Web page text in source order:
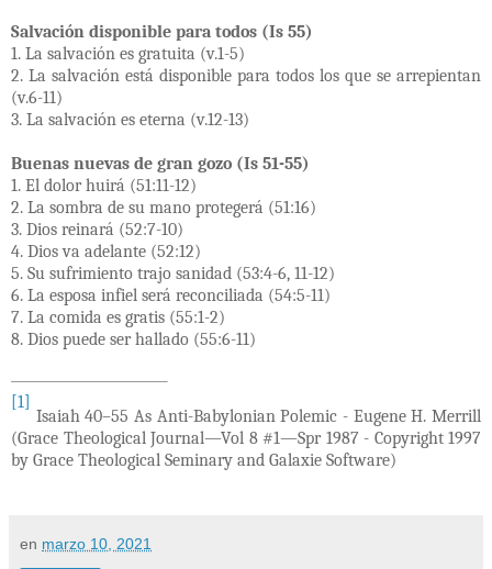
Salvación disponible para todos (Is 55)
1. La salvación es gratuita (v.1-5)
2. La salvación está disponible para todos los que se arrepientan
(v.6-11)
3. La salvación es eterna (v.12-13)
Buenas nuevas de gran gozo (Is 51-55)
1. El dolor huirá (51:11-12)
2. La sombra de su mano protegerá (51:16)
3. Dios reinará (52:7-10)
4. Dios va adelante (52:12)
5. Su sufrimiento trajo sanidad (53:4-6, 11-12)
6. La esposa infiel será reconciliada (54:5-11)
7. La comida es gratis (55:1-2)
8. Dios puede ser hallado (55:6-11)
[1]
Isaiah 40–55 As Anti-Babylonian Polemic - Eugene H. Merrill
(Grace Theological Journal—Vol 8 #1—Spr 1987 - Copyright 1997
by Grace Theological Seminary and Galaxie Software)
en marzo 10, 2021